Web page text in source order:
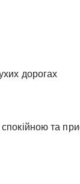
дорогах
та